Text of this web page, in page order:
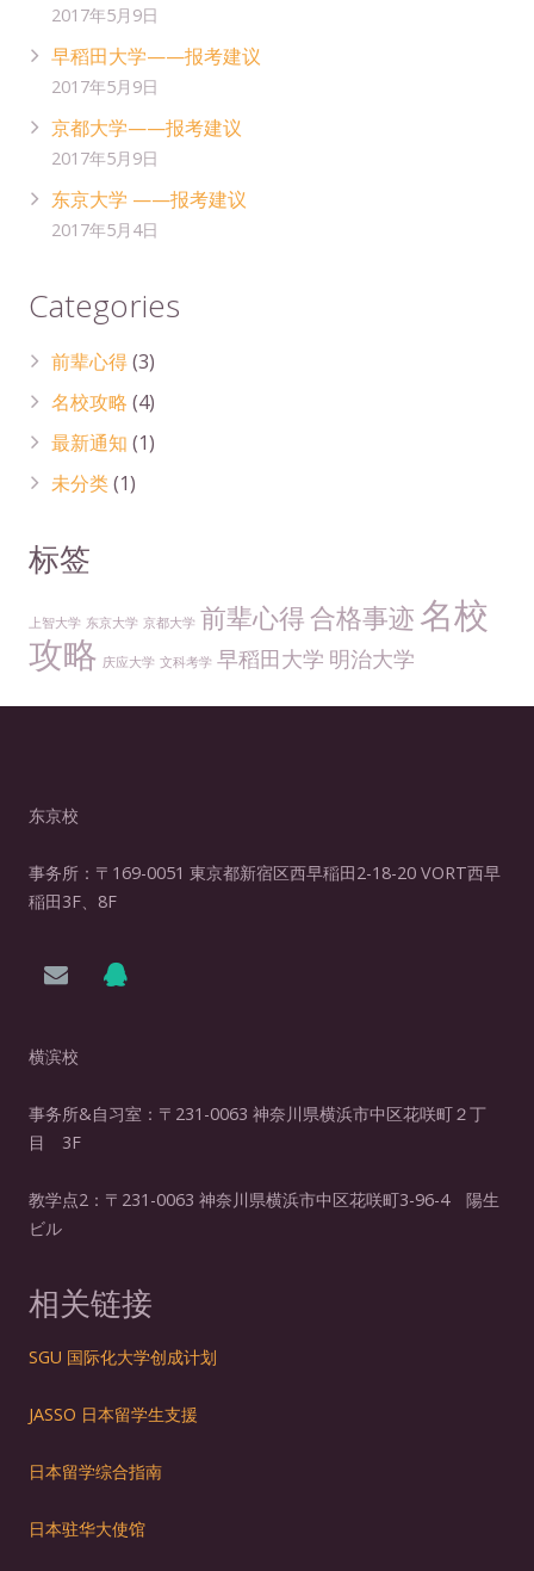
2017年5月9日
早稻田大学——报考建议
2017年5月9日
京都大学——报考建议
2017年5月9日
东京大学 ——报考建议
2017年5月4日
Categories
前辈心得(3)
名校攻略 (4)
最新通知 (1)
未分类(1)
标签
上智大学 东京大学 京都大学 前辈心得合格事迹名校
攻略 庆应大学 文科考学 早稻田大学 明治大学
东京校
事务所：〒169-0051 東京都新宿区西早稲田2-18-20 VORT西早
稲田3F、8F
横滨校
事务所&自习室：〒231-0063 神奈川県横浜市中区花咲町２丁
目 3F
教学点2：〒231-0063 神奈川県横浜市中区花咲町3-96-4 陽生
ビル
相关链接
SGU 国际化大学创成计划
JASSO 日本留学生支援
日本留学综合指南
日本驻华大使馆